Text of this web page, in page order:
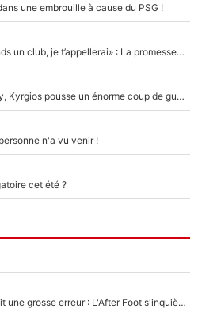
une embrouille à cause du PSG !
Mercato - OM - «Dès que je prends un club, je t’appellerai» : La promesse de Marcelino au moment de claquer la porte
Victime de racisme contre Murray, Kyrgios pousse un énorme coup de gueule !
n'a vu venir !
cet été ?
L'interview de Medhi Benatia était une grosse erreur : L'After Foot s'inquiète pour l'avenir de l'ancien dirigeant de l'OM qui pourrait rester longtemps au chômage